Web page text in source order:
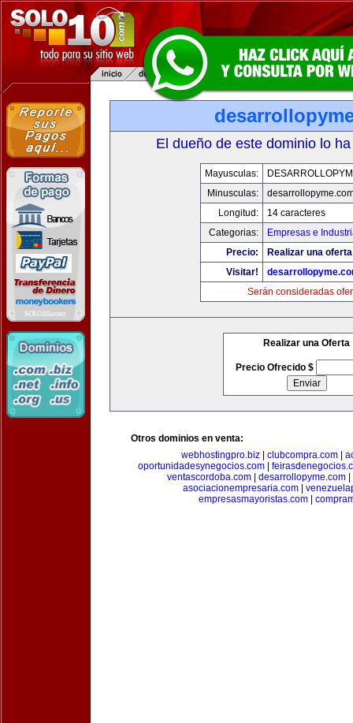
El dueño de este dominio lo
Mayusculas:
Minusculas:
Longitud:
14 caracteres
Categorias:
Empresas e
Precio:
Realizar una
Visitar!
Serán consideradas
Realizar una Oferta
Precio Ofrecido $
Otros dominios en venta:
webhostingpro.biz| clubcompra.com|
oportunidadesynegocios.com|
ventascordoba.com| desarrollopyme.com|
asociacionempresaria.com
empresasmayoristas.com